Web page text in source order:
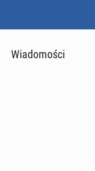
Wiadomości